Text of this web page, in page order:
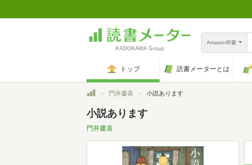
Amazon和書
トップ 読書メーターとは
トップ門井慶喜 小説あります
小説あります
門井慶喜